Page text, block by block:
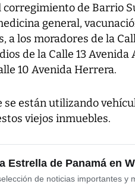
de Barrio
general,
a los moradores de la
de la Calle 13
10 Avenida Herrera.
se están utilizando
viejos inmuebles.
Estrella de Panamá en
de noticias importantes y